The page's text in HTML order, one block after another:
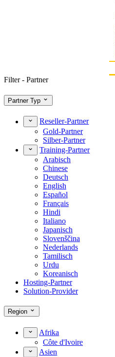
Filter - Partner
Partner Typ
Reseller-Partner
Gold-Partner
Silber-Partner
Training-Partner
Arabisch
Chinese
Deutsch
English
Español
Français
Hindi
Italiano
Japanisch
Slovenščina
Nederlands
Tamilisch
Urdu
Koreanisch
Hosting-Partner
Solution-Provider
Region
Afrika
Côte d'Ivoire
Asien